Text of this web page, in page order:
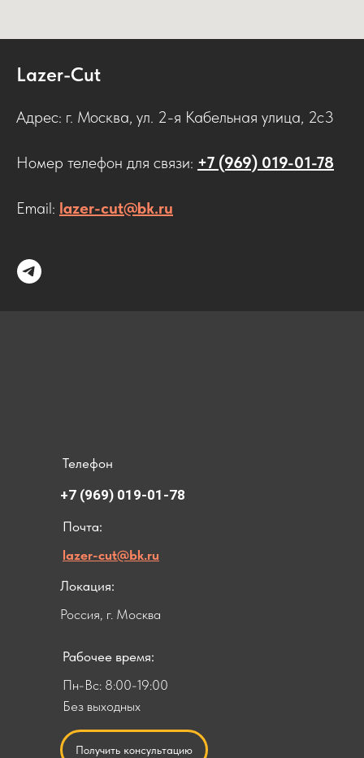
Lazer-Cut
Адрес: г. Москва, ул. 2-я Кабельная улица, 2с3
Номер телефон для связи: +7 (969) 019-01-78
Email: lazer-cut@bk.ru
Почта:
lazer-cut@bk.ru
Телефон
Рабочее время:
+7 (969) 019-01-78
Пн-Вс: 8:00-19:00
Без выходных
Получить консультацию
Локация:
Россия, г. Москва